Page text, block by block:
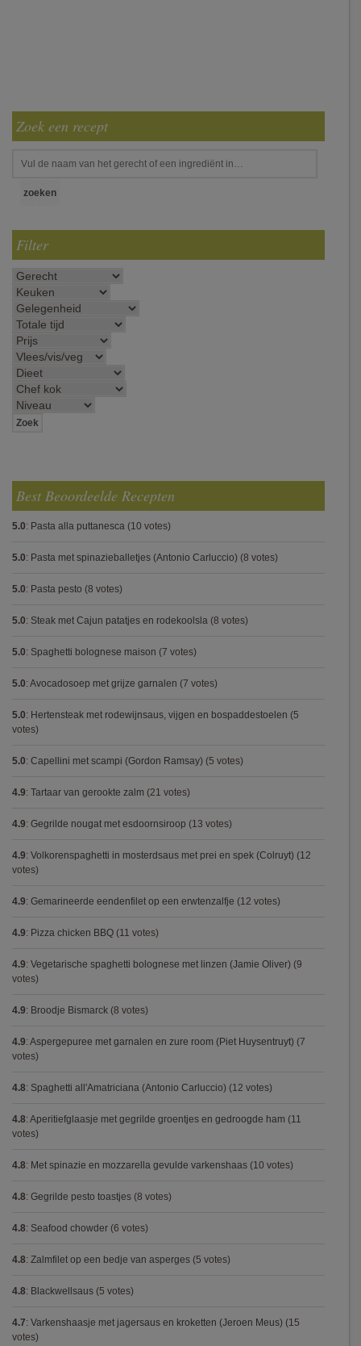
Zoek een recept
Filter
Best Beoordeelde Recepten
5.0: Pasta alla puttanesca (10 votes)
5.0: Pasta met spinazieballetjes (Antonio Carluccio) (8 votes)
5.0: Pasta pesto (8 votes)
5.0: Steak met Cajun patatjes en rodekoolsla (8 votes)
5.0: Spaghetti bolognese maison (7 votes)
5.0: Avocadosoep met grijze garnalen (7 votes)
5.0: Hertensteak met rodewijnsaus, vijgen en bospaddestoelen (5
votes)
5.0: Capellini met scampi (Gordon Ramsay) (5 votes)
4.9: Tartaar van gerookte zalm (21 votes)
4.9: Gegrilde nougat met esdoornsiroop (13 votes)
4.9: Volkorenspaghetti in mosterdsaus met prei en spek (Colruyt) (12
votes)
4.9: Gemarineerde eendenfilet op een erwtenzalfje (12 votes)
4.9: Pizza chicken BBQ (11 votes)
4.9: Vegetarische spaghetti bolognese met linzen (Jamie Oliver) (9
votes)
4.9: Broodje Bismarck (8 votes)
4.9: Aspergepuree met garnalen en zure room (Piet Huysentruyt) (7
votes)
4.8: Spaghetti all'Amatriciana (Antonio Carluccio) (12 votes)
4.8: Aperitiefglaasje met gegrilde groentjes en gedroogde ham (11
votes)
4.8: Met spinazie en mozzarella gevulde varkenshaas (10 votes)
4.8: Gegrilde pesto toastjes (8 votes)
4.8: Seafood chowder (6 votes)
4.8: Zalmfilet op een bedje van asperges (5 votes)
4.8: Blackwellsaus (5 votes)
4.7: Varkenshaasje met jagersaus en kroketten (Jeroen Meus) (15
votes)